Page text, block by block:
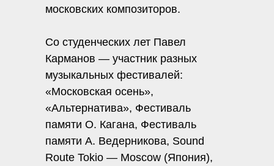
московских композиторов.
Со студенческих лет Павел
Карманов — участник разных
музыкальных фестивалей:
«Московская осень»,
«Альтернатива», Фестиваль
памяти О. Кагана, Фестиваль
памяти А. Ведерникова, Sound
Route Tokio — Moscow (Япония),